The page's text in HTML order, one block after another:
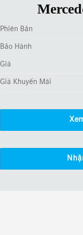
Phiên Bản
Bảo Hành
Giá
Giá Khuyến Mãi